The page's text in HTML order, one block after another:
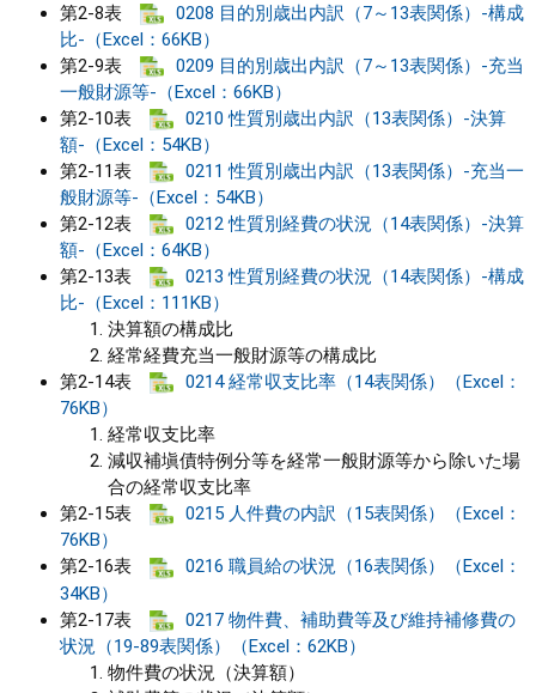
第2-8表
0208 目的別歳出内訳（7～13表関係）-構成
比-（Excel：66KB）
第2-9表
0209 目的別歳出内訳（7～13表関係）-充当
一般財源等-（Excel：66KB）
第2-10表
0210 性質別歳出内訳（13表関係）-決算
額-（Excel：54KB）
第2-11表
0211 性質別歳出内訳（13表関係）-充当一
般財源等-（Excel：54KB）
第2-12表
0212 性質別経費の状況（14表関係）-決算
額-（Excel：64KB）
第2-13表
0213 性質別経費の状況（14表関係）-構成
比-（Excel：111KB）
決算額の構成比
経常経費充当一般財源等の構成比
第2-14表
0214 経常収支比率（14表関係）（Excel：
76KB）
経常収支比率
減収補塡債特例分等を経常一般財源等から除いた場
合の経常収支比率
第2-15表
0215 人件費の内訳（15表関係）（Excel：
76KB）
第2-16表
0216 職員給の状況（16表関係）（Excel：
34KB）
第2-17表
0217 物件費、補助費等及び維持補修費の
状況（19-89表関係）（Excel：62KB）
物件費の状況（決算額）